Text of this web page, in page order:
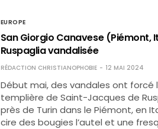
EUROPE
San Giorgio Canavese (Piémont,
Ruspaglia vandalisée
RÉDACTION CHRISTIANOPHOBIE 12 MAI 2024
Début mai, des vandales ont forcé
templière de Saint-Jacques de
près de Turin dans le Piémont, en
cire des bougies l’autel et une